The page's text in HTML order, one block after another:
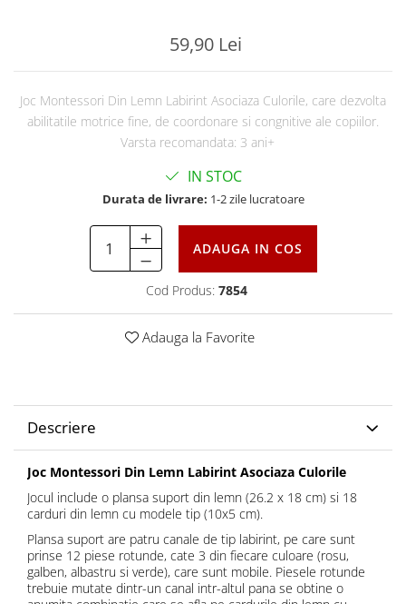
59,90 Lei
Joc Montessori Din Lemn Labirint Asociaza Culorile, care dezvolta
abilitatile motrice fine, de coordonare si congnitive ale copiilor.
Varsta recomandata: 3 ani+
IN STOC
Durata de livrare: 1-2 zile lucratoare
ADAUGA IN COS
Cod Produs: 7854
Adauga la Favorite
Descriere
Joc Montessori Din Lemn Labirint Asociaza Culorile
Jocul include o plansa suport din lemn (26.2 x 18 cm) si 18
carduri din lemn cu modele tip (10x5 cm).
Plansa suport are patru canale de tip labirint, pe care sunt
prinse 12 piese rotunde, cate 3 din fiecare culoare (rosu,
galben, albastru si verde), care sunt mobile. Piesele rotunde
trebuie mutate dintr-un canal intr-altul pana se obtine o